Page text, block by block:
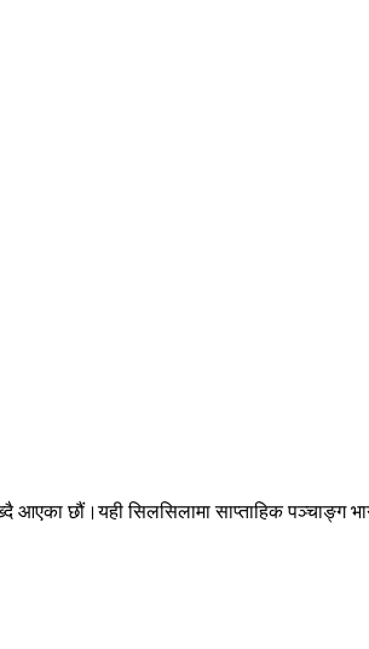
छौं।यही सिलसिलामा साप्ताहिक पञ्चाङ्ग